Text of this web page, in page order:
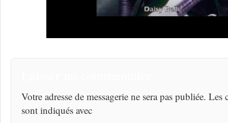
Votre adresse de messagerie ne sera pas publiée.
sont indiqués avec